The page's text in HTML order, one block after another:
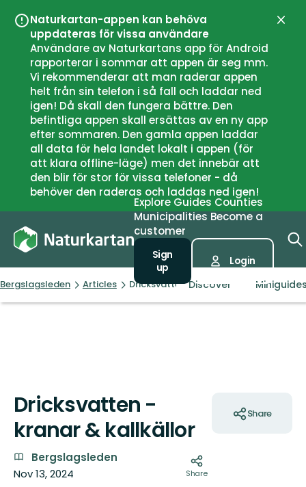
Naturkartan-appen kan behöva
uppdateras för vissa användare
Användare av Naturkartans app för Android
rapporterar i sommar att appen är seg mm.
Vi rekommenderar att man raderar appen
helt från sin telefon i så fall och laddar ned
igen! Då skall den fungera bättre. Den
befintliga appen skall ersättas av en ny app
efter sommaren. Den gamla appen laddar
all data för hela landet lokalt i appen (för
att klara offline-läge) men det innebär att
den blir för stor för vissa telefoner - då
behöver den raderas och laddas ned igen!
Close
Explore Guides Counties
Municipalities Become a
customer
Sign
up
Login
Bergslagsleden Articles Dricksvatten - kranar & kallkällor
Discover
Dricksvatten -
kranar & kallkällor
Bergslagsleden
Nov 13, 2024
Share
Share